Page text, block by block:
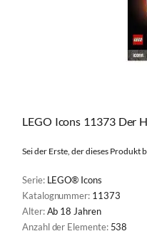
LEGO Icons 11373 Der
Sei der Erste, der dieses Produkt
Serie: LEGO® Icons
Katalognummer: 11373
Alter:Ab 18 Jahren
Anzahl der Elemente: 538